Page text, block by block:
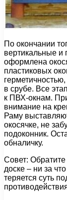
По окончании
вертикальные и
оформлена
пластиковых
в срубе. Все
к ПВХ-окнам.
внимание на
Раму
окосячке, не
подоконник.
обналичку.
Совет: Обратите
доске – ни за
теряется суть